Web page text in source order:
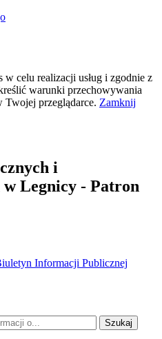
w celu realizacji usług i zgodnie z
warunki przechowywania
Twojej przeglądarce. Zamknij
i
w Legnicy - Patron
Informacji Publicznej
Szukaj